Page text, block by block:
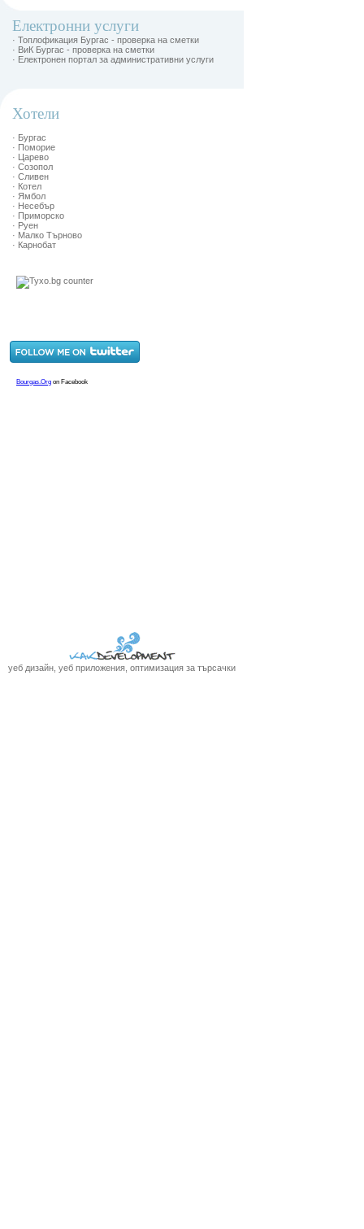
Електронни услуги
· Топлофикация Бургас - проверка на сметки
· ВиК Бургас - проверка на сметки
· Електронен портал за административни услуги
Хотели
· Бургас
· Поморие
· Царево
· Созопол
· Сливен
· Котел
· Ямбол
· Несебър
· Приморско
· Руен
· Малко Търново
· Карнобат
уеб дизайн, уеб приложения, оптимизация за търсачки